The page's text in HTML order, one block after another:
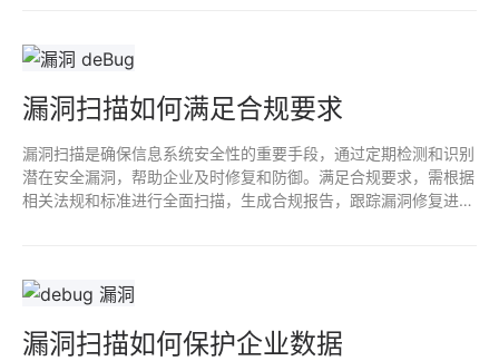
漏洞扫描如何满足合规要求
漏洞扫描是确保信息系统安全性的重要手段，通过定期检测和识别
潜在安全漏洞，帮助企业及时修复和防御。满足合规要求，需根据
相关法规和标准进行全面扫描，生成合规报告，跟踪漏洞修复进
漏洞扫描如何保护企业数据